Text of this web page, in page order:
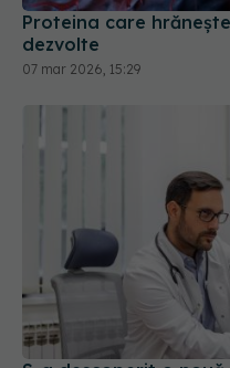
Proteina care
dezvolte
07 mar 2026, 15:29